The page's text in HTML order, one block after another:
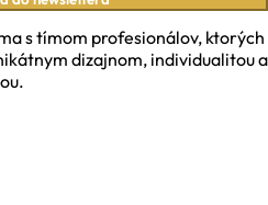
s tímom profesionálov, ktorých
dizajnom, individualitou a